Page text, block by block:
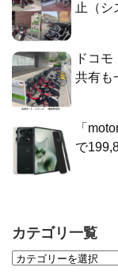
止（シ
ドコ
共有も
「
で
カテゴリ一覧